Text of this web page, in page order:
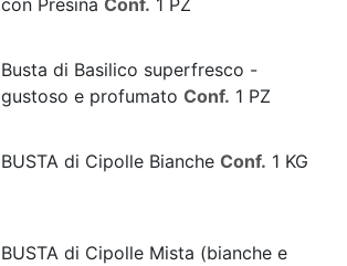
con Presina Conf. 1 PZ
Busta di Basilico superfresco -
gustoso e profumato Conf. 1 PZ
BUSTA di Cipolle Bianche Conf. 1 KG
BUSTA di Cipolle Mista (bianche e